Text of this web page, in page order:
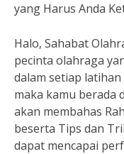
yang Harus Anda
Halo, Sahabat
pecinta olahraga
dalam setiap latihan
maka kamu berada
akan membahas
beserta Tips dan
dapat mencapai